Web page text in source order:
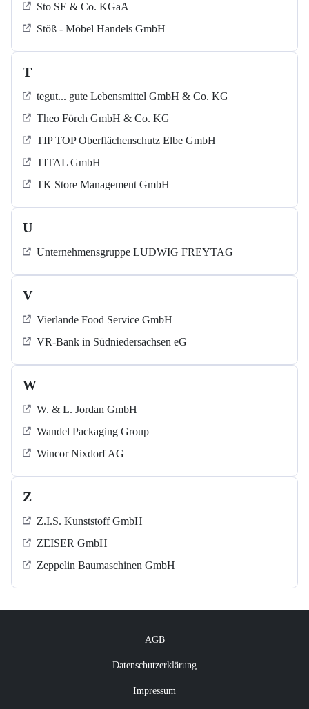
Sto SE & Co. KGaA
Stöß - Möbel Handels GmbH
T
tegut... gute Lebensmittel GmbH & Co. KG
Theo Förch GmbH & Co. KG
TIP TOP Oberflächenschutz Elbe GmbH
TITAL GmbH
TK Store Management GmbH
U
Unternehmensgruppe LUDWIG FREYTAG
V
Vierlande Food Service GmbH
VR-Bank in Südniedersachsen eG
W
W. & L. Jordan GmbH
Wandel Packaging Group
Wincor Nixdorf AG
Z
Z.I.S. Kunststoff GmbH
ZEISER GmbH
Zeppelin Baumaschinen GmbH
AGB
Datenschutzerklärung
Impressum